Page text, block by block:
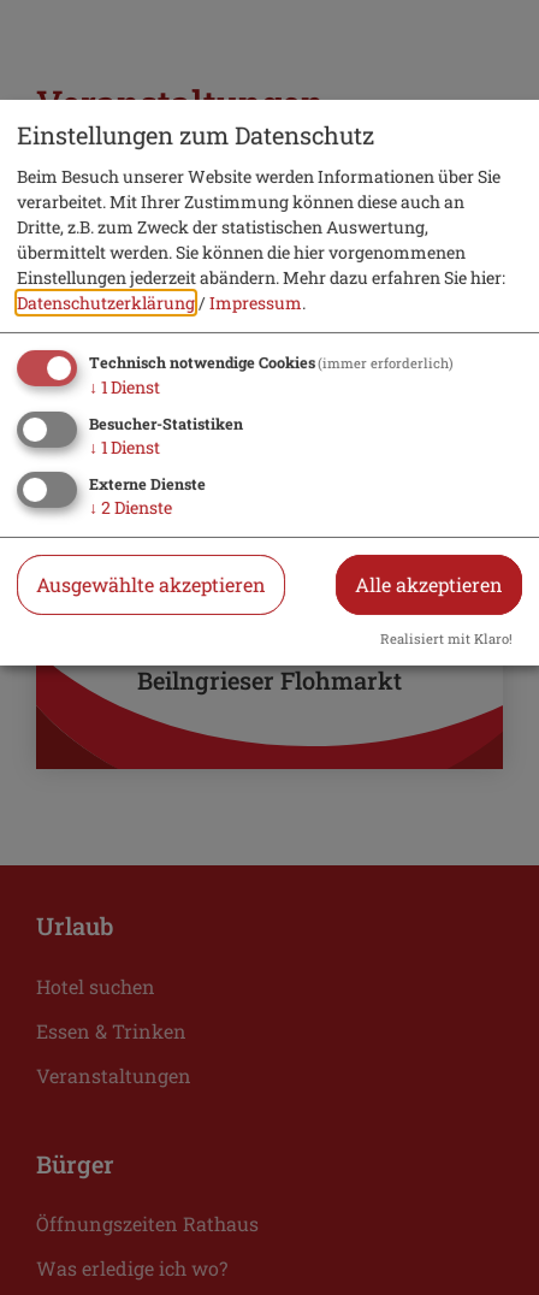
Veranstaltungen
13. September 2026
Markt
Beilngrieser Flohmarkt
Urlaub
Hotel suchen
Essen & Trinken
Veranstaltungen
Bürger
Öffnungszeiten Rathaus
Was erledige ich wo?
Einstellungen zum Datenschutz
Beim Besuch unserer Website werden Informationen über Sie
verarbeitet. Mit Ihrer Zustimmung können diese auch an
Dritte, z.B. zum Zweck der statistischen Auswertung,
übermittelt werden. Sie können die hier vorgenommenen
Einstellungen jederzeit abändern.Mehr dazu erfahren Sie hier:
Datenschutzerklärung/Impressum.
Technisch notwendige Cookies(immer erforderlich)
↓ 1Dienst
Besucher-Statistiken
↓ 1Dienst
Externe Dienste
↓ 2 Dienste
Ausgewählte akzeptieren Alle akzeptieren
Realisiert mit Klaro!